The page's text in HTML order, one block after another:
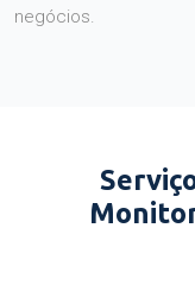
negócios.